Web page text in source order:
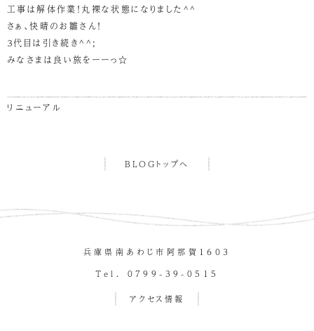
工事は解体作業！丸裸な状態になりました^^
さぁ、快晴のお雛さん！
３代目は引き続き^^;
みなさまは良い旅をーーっ☆
リニューアル
BLOGトップへ
兵庫県南あわじ市阿那賀１６０３
Tel. 0799-39-0515
アクセス情報